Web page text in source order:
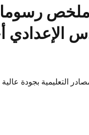
ملخص
الإعدادي
التعليمية بجودة عالية